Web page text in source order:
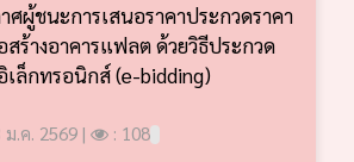
ศผู้ชนะการเสนอราคาประกวดราคา
สร้างอาคารแฟลต ด้วยวิธีประกวด
เล็กทรอนิกส์ (e-bidding)
.ค. 2569 |
: 108